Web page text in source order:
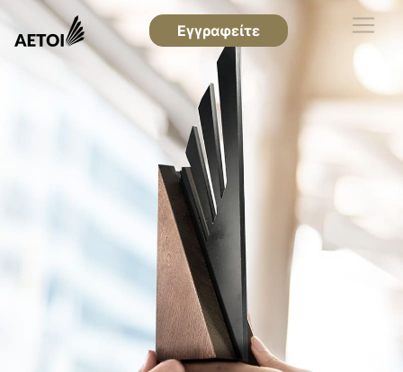
Εγγραφείτε